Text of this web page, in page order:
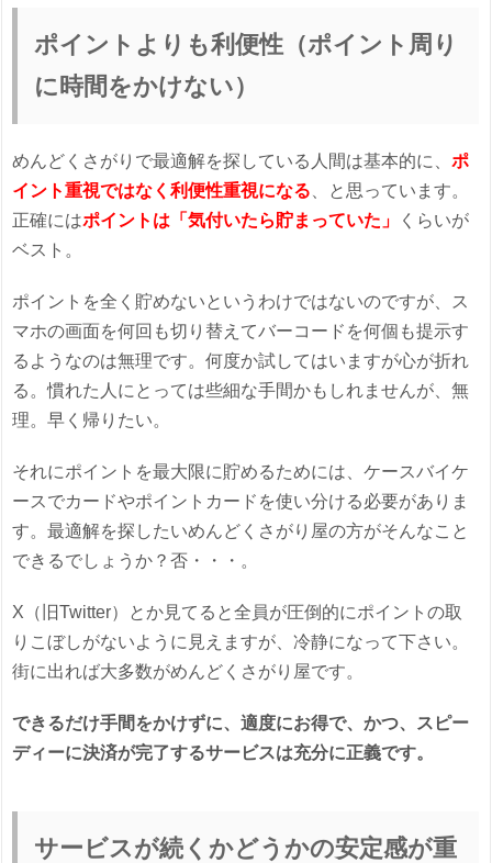
ポイントよりも利便性（ポイント周り
に時間をかけない）
めんどくさがりで最適解を探している人間は基本的に、ポ
イント重視ではなく利便性重視になる 、と思っています。
正確にはポイントは「気付いたら貯まっていた」
くらいが
ベスト。
ポイントを全く貯めないというわけではないのですが、ス
マホの画面を何回も切り替えてバーコードを何個も提示す
るようなのは無理です。何度か試してはいますが心が折れ
る。慣れた人にとっては些細な手間かもしれませんが、無
理。早く帰りたい。
それにポイントを最大限に貯めるためには、ケースバイケ
ースでカードやポイントカードを使い分ける必要がありま
す。最適解を探したいめんどくさがり屋の方がそんなこと
できるでしょうか？否・・・。
X（旧Twitter）とか見てると全員が圧倒的にポイントの取
りこぼしがないように見えますが、冷静になって下さい。
街に出れば大多数がめんどくさがり屋です。
できるだけ手間をかけずに、適度にお得で、かつ、スピー
ディーに決済が完了するサービスは充分に正義です。
サービスが続くかどうかの安定感が重